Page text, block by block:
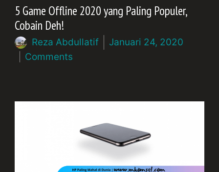
5 Game Offline 2020 yang Paling Populer,
Cobain Deh!
Reza Abdullatif
Januari 24, 2020
Comments